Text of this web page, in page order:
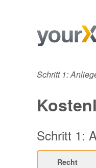
Schritt 1:
Schritt 1:
Recht